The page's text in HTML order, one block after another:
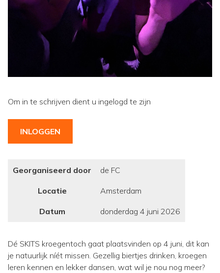
Om in te schrijven dient u ingelogd te zijn
INLOGGEN
Georganiseerd door de FC
Locatie Amsterdam
Datum donderdag 4 juni 2026
Dé SKITS kroegentoch gaat plaatsvinden op 4 juni, dit kan
je natuurlijk níét missen. Gezellig biertjes drinken, kroegen
leren kennen en lekker dansen, wat wil je nou nog meer?